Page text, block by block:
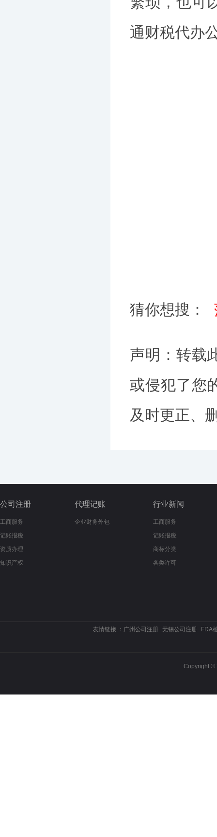
通财税代办
猜你想搜：
声明：转载
或侵犯了您
及时更正、
公司注册
工商服务
记账报税
资质办理
知识产权
代理记账
企业财务外包
行业新闻
工商服务
记账报税
商标分类
各类许可
友情链接 ： 广州公司注册 无锡公司注册 FDA
Copyright ©